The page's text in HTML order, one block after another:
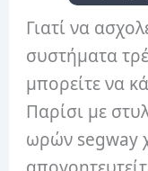
Γιατί να
συστήματα
μπορείτε να
Παρίσι με
ωρών segway